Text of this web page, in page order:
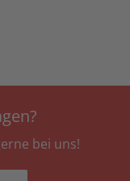
bei uns!